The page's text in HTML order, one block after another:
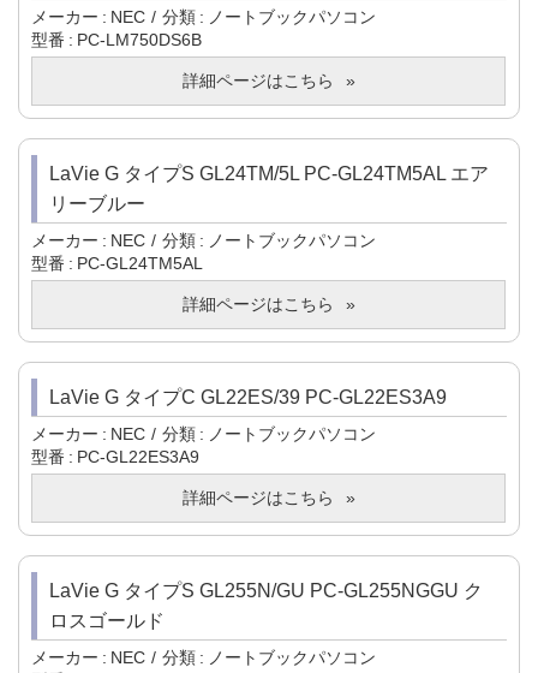
メーカー NEC 分類
ノートブックパソコン
型番
PC-LM750DS6B
詳細ページはこちら
LaVie G タイプS GL24TM/5L PC-GL24TM5AL エア
リーブルー
メーカー NEC 分類
ノートブックパソコン
型番
PC-GL24TM5AL
詳細ページはこちら
LaVie G タイプC GL22ES/39 PC-GL22ES3A9
メーカー NEC 分類
ノートブックパソコン
型番
PC-GL22ES3A9
詳細ページはこちら
LaVie G タイプS GL255N/GU PC-GL255NGGU ク
ロスゴールド
メーカー NEC 分類
ノートブックパソコン